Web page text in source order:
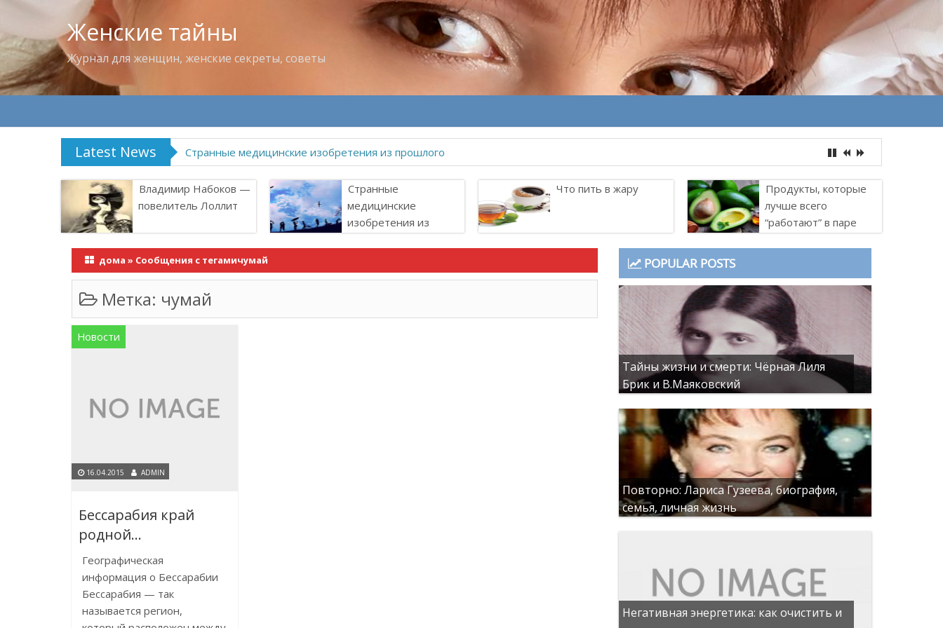
Женские тайны
Журнал для женщин, женские секреты, советы
Latest News Странные медицинские изобретения из прошлого
Владимир Набоков —
повелитель Лоллит
Странные
медицинские
изобретения из
Что пить в жару
Продукты, которые
лучше всего
“работают” в паре
дома » Сообщения с тегамичумай
Метка: чумай
Новости
16.04.2015 ADMIN
Бессарабия край
родной…
Географическая
информация о Бессарабии
Бессарабия — так
называется регион,
POPULAR POSTS
Тайны жизни и смерти: Чёрная Лиля
Брик и В.Маяковский
Повторно: Лариса Гузеева, биография,
семья, личная жизнь
Негативная энергетика: как очистить и